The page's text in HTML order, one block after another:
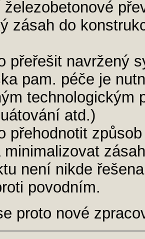
železobetonové
zásah do
přeřešit navržený
pam. péče je
technologickým
atd.)
přehodnotit
minimalizovat
není nikde
povodním.
proto nové